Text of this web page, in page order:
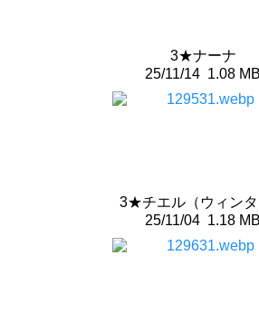
3★ナーナ
25/11/14 1.08 MB
3★チエル（ウィンタ
25/11/04 1.18 MB